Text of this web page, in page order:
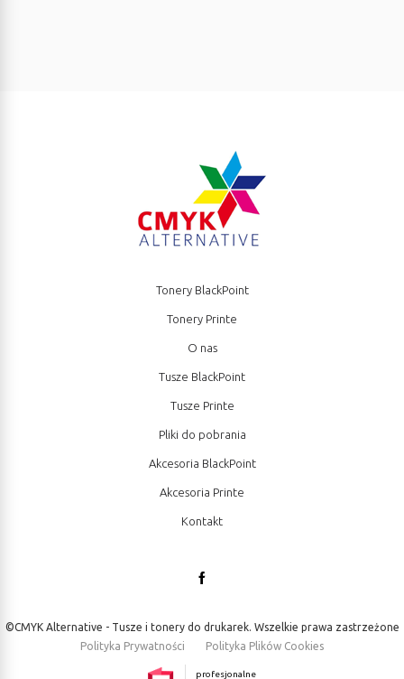
Tonery BlackPoint
Tonery Printe
O nas
Tusze BlackPoint
Tusze Printe
Pliki do pobrania
Akcesoria BlackPoint
Akcesoria Printe
Kontakt
©CMYK Alternative - Tusze i tonery do drukarek. Wszelkie prawa zastrzeżone
Polityka Prywatności
Polityka Plików Cookies
profesjonalne